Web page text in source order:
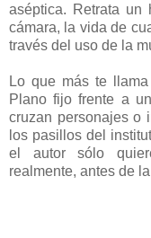
aséptica. Retrata un
cámara, la vida de
través del uso de la
Lo que más te
Plano fijo frente a
cruzan personajes o
los pasillos del
el autor sólo
realmente, antes de